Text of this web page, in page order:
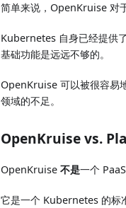
简单来说，OpenKruise 对
Kubernetes 自身已经提供
基础功能是远远不够的。
OpenKruise 可以被很容易
领域的不足。
OpenKruise vs.
OpenKruise 不是一个
它是一个 Kubernetes 的标